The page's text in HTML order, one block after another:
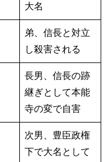
大名
弟、信長と対立
し殺害される
長男、信長の跡
継ぎとして本能
寺の変で自害
次男、豊臣政権
下で大名として